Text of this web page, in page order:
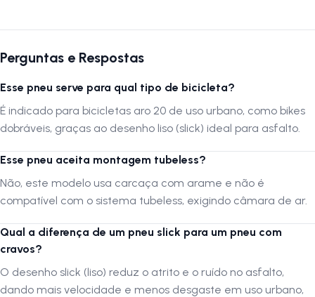
PISTAnão se responsabiliza por montagens inadequadas ou
antes da compra.
Siga-nos no Instagram:@lojanapista
Perguntas e Respostas
Esse pneu serve para qual tipo de bicicleta?
É indicado para bicicletas aro 20 de uso urbano, como bikes
dobráveis, graças ao desenho liso (slick) ideal para asfalto.
Esse pneu aceita montagem tubeless?
Não, este modelo usa carcaça com arame e não é
compatível com o sistema tubeless, exigindo câmara de ar.
Qual a diferença de um pneu slick para um pneu com
cravos?
O desenho slick (liso) reduz o atrito e o ruído no asfalto,
dando mais velocidade e menos desgaste em uso urbano,